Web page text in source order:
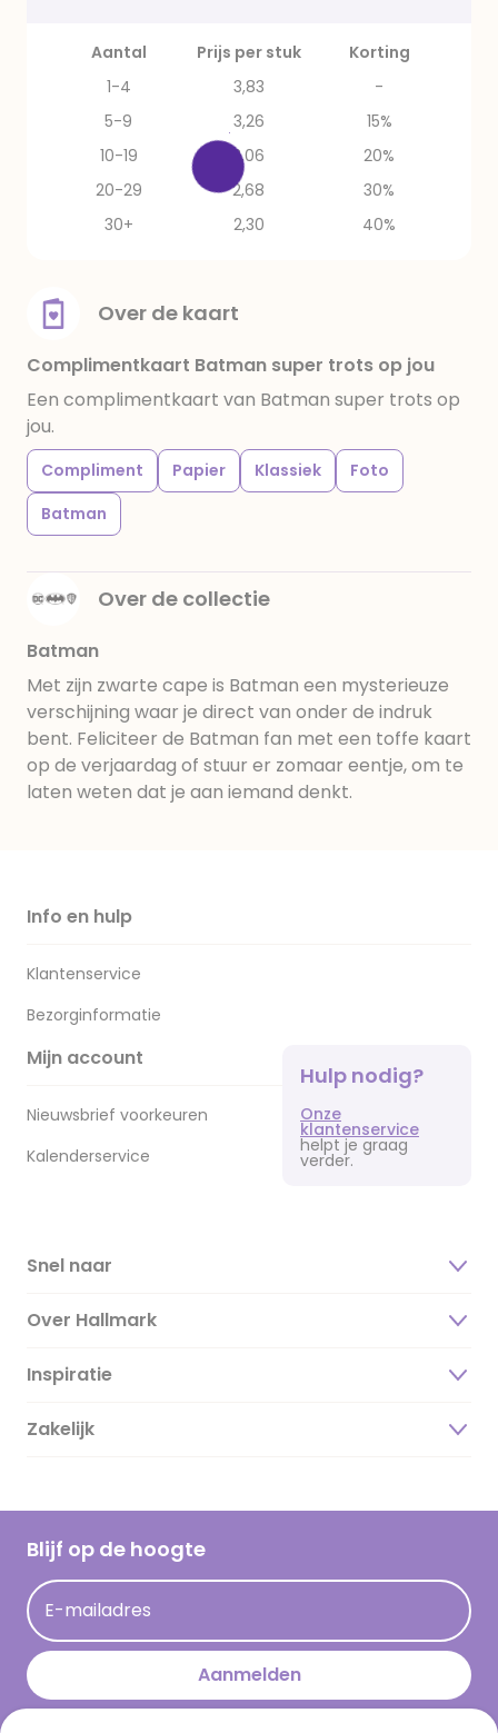
Aantal Prijs per stuk
Korting
1-4
3,83
-
5-9
3,26
15%
10-19
3,06
20%
20-29
2,68
30%
30+
2,30 40%
Over de kaart
Complimentkaart Batman super trots op jou
Een complimentkaart van Batman super trots op
jou.
Compliment Papier Klassiek
Foto
Batman
Over de collectie
Batman
Met zijn zwarte cape is Batman een mysterieuze
verschijning waar je direct van onder de indruk
bent. Feliciteer de Batman fan met een toffe kaart
op de verjaardag of stuur er zomaar eentje, om te
laten weten dat je aan iemand denkt.
Info en hulp
Klantenservice
Bezorginformatie
Mijn account
Nieuwsbrief voorkeuren
Kalenderservice
Hulp nodig?
Onze
klantenservice
helpt je graag
verder.
Snel naar
Over Hallmark
Over ons
Duurzaamheid
Hallmark Kaartclub
Acties
Persberichten
Hallmark en Kinderpostzegels
Inspiratie
Magazine
Cadeau inspiratie
Kaartinspiratie
Zakelijk
Blijf op de hoogte
E-mailadres
Aanmelden